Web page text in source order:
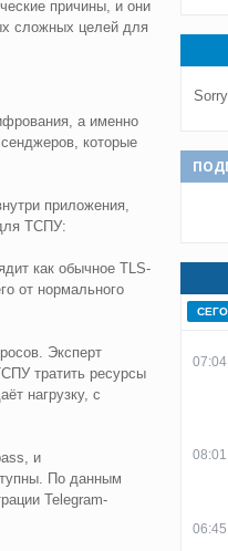
причины, и они
сложных целей для
а именно
которые
приложения,
ТСПУ:
как обычное TLS-
от нормального
Эксперт
тратить ресурсы
нагрузку, с
и
По данным
Telegram-
07:04
08:01
06:45